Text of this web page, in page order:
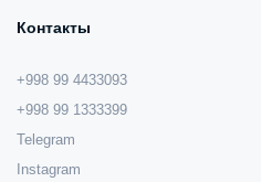
Контакты
+998 99 4433093
+998 99 1333399
Telegram
Instagram